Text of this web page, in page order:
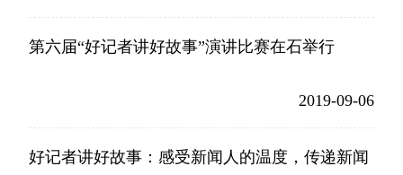
第六届“好记者讲好故事”演讲比赛在石举行
2019-09-06
好记者讲好故事：感受新闻人的温度，传递新闻